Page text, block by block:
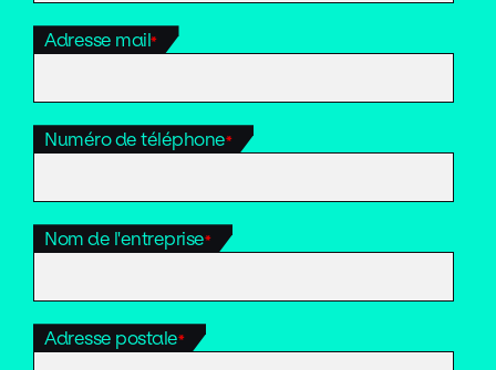
Adresse mail*
Numéro de téléphone*
Nom de l'entreprise*
Adresse postale*